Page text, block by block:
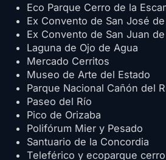
Eco Parque Cerro de la
Ex Convento de San José de
Ex Convento de San Juan
Laguna de Ojo de Agua
Mercado Cerritos
Museo de Arte del Estado
Parque Nacional Cañón del
Paseo del Río
Pico de Orizaba
Polifórum Mier y Pesado
Santuario de la Concordia
Teleférico y ecoparque